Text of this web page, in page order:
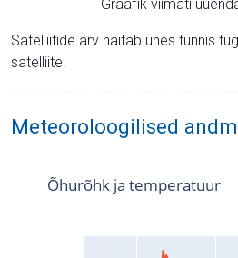
Graafik viimati
Satelliitide arv näitab ühes tunnis
satelliite.
Meteoroloogilised
Õhurõhk ja temperatuur